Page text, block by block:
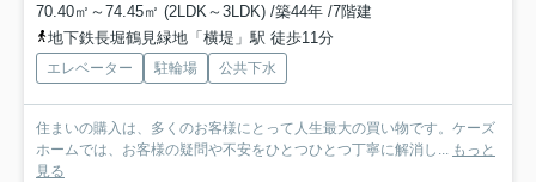
70.40㎡～74.45㎡ (2LDK～3LDK) /築44年 /7階建
地下鉄長堀鶴見緑地「横堤」駅 徒歩11分
エレベーター 駐輪場 公共下水
住まいの購入は、多くのお客様にとって人生最大の買い物です。ケーズ
ホームでは、お客様の疑問や不安をひとつひとつ丁寧に解消し... もっと
見る